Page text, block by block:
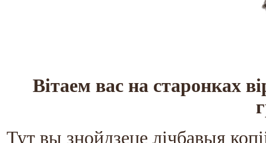
Вітаем вас на старонках
Тут вы знойдзеце лічбавыя